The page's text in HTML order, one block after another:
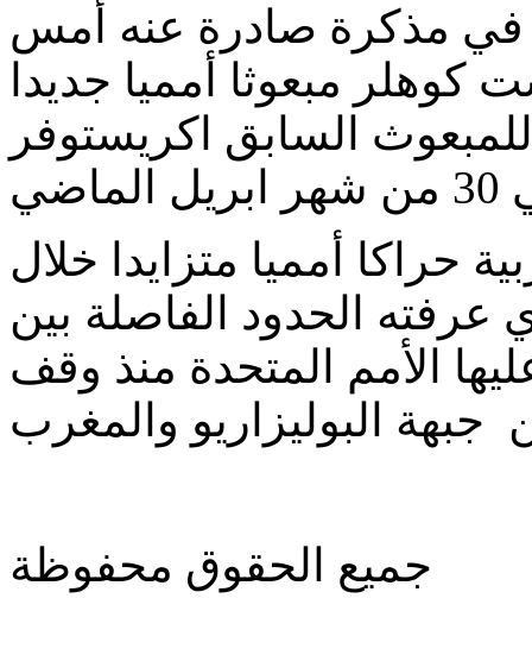
في مذكرة صادرة عنه أمس
كوهلر مبعوثا أمميا جديدا
السابق اكريستوفر
حراكا أمميا متزايدا خلال
عرفته الحدود الفاصلة بين
الأمم المتحدة منذ وقف
جميع الحقوق محفوظة